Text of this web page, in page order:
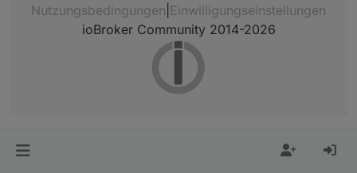
Nutzungsbedingungen Einwilligungseinstellungen
ioBroker Community 2014-2026